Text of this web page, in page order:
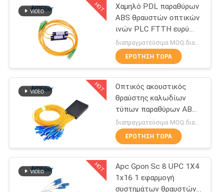
ΜΑΣ
ΕΛΆΤΕ
ΜΕ
ΖΗΤΉΣΤΕ
ΈΝΑ
ΑΠΌΣΠΑΣΜΑ
SITEMAP
Καλώδιο οπτικών
ινών
240
Οπτικών Ινών
Connector
53
HOT
Χαμηλό PDL παραθύρων
ABS θραυστών οπτικών
ινών PLC FTTH ευρύ
λειτουργούν μήκος
κύματος τύπων
ΕΡΏΤΗΣΗ ΤΏΡΑ
HOT
Οπτικός ακουστικός
θραύστης καλωδίων
τύπων παραθύρων ABS,
θραύστης πολλαπλού
τρόπου ινών PLC 1x32
διαπραγματεύσιμα MOQ:διαπραγματεύσιμος
ΕΡΏΤΗΣΗ ΤΏΡΑ
HOT
Apc Gpon Sc 8 UPC 1X4
1x16 1 εφαρμογή
συστημάτων θραυστών